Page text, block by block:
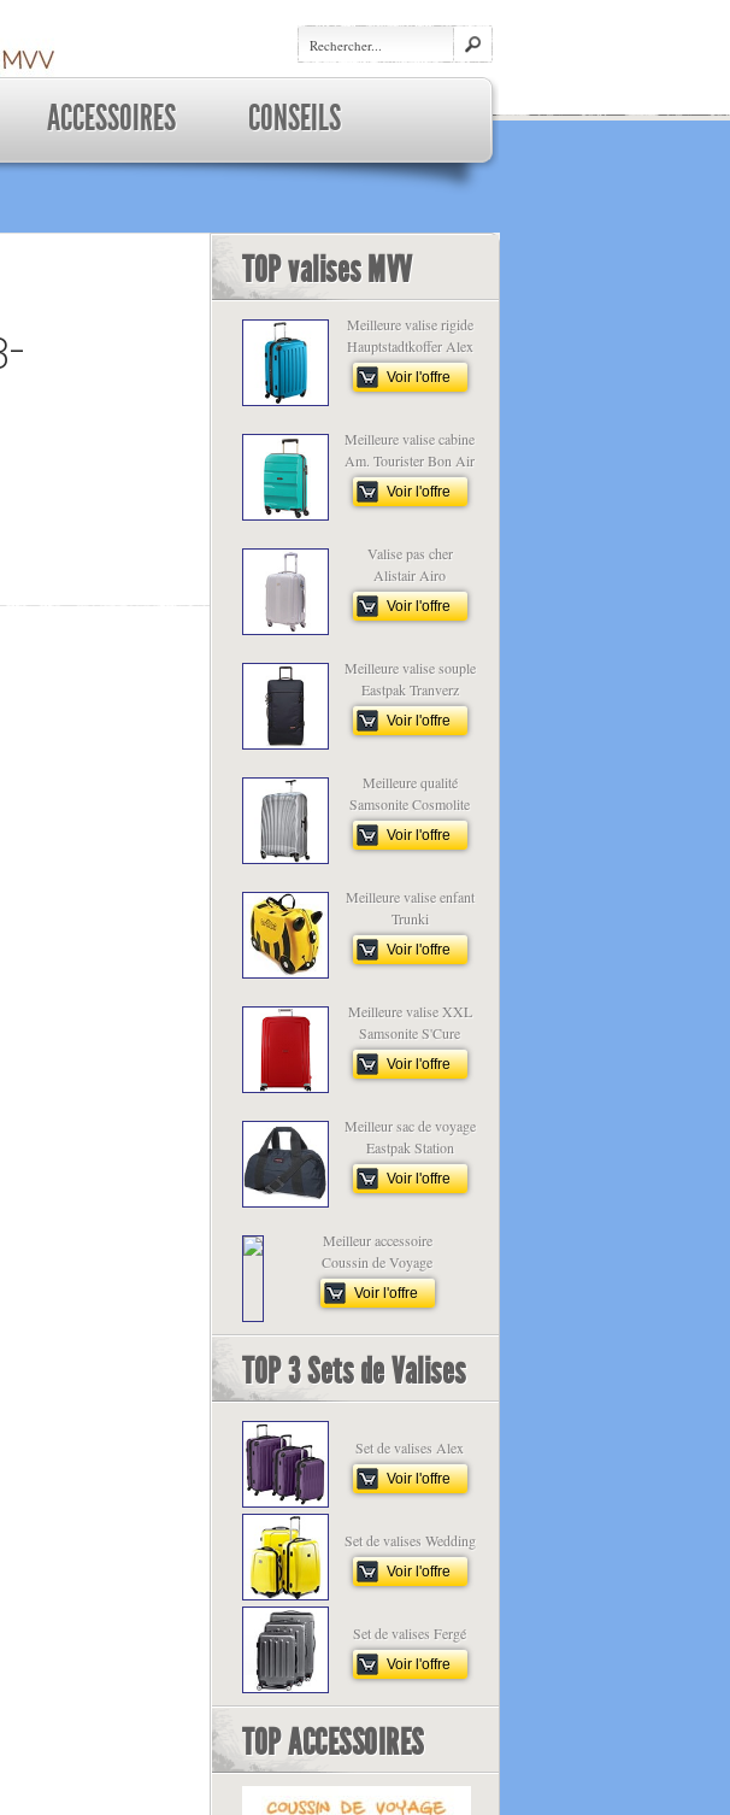
ACCESSOIRES CONSEILS
TOP valises MVV
Meilleure valise rigide
Hauptstadtkoffer Alex
Voir l'offre
Meilleure valise cabine
Am. Tourister Bon Air
Voir l'offre
Valise pas cher
Alistair Airo
Voir l'offre
Meilleure valise souple
Eastpak Tranverz
Voir l'offre
Meilleure qualité
Samsonite Cosmolite
Voir l'offre
Meilleure valise enfant
Trunki
Voir l'offre
Meilleure valise XXL
Samsonite S'Cure
Voir l'offre
Meilleur sac de voyage
Eastpak Station
Voir l'offre
Meilleur accessoire
Coussin de Voyage
Voir l'offre
TOP 3 Sets de Valises
Set de valises Alex
Voir l'offre
Set de valises Wedding
Voir l'offre
Set de valises Fergé
Voir l'offre
TOP ACCESSOIRES